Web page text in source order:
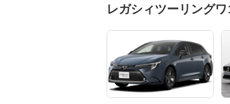
レガシィツーリング